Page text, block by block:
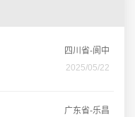
四川省-阆中
2025/05/22
广东省-乐昌